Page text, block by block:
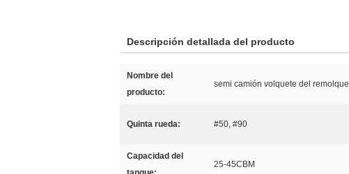
Descripción detallada del producto
Nombre del
producto:
semi camión volquete del remolque
Quinta rueda: #50, #90
Capacidad del
25-45CBM